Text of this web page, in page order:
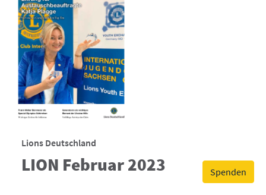
Spenden
Lions Deutschland
LION Februar 2023